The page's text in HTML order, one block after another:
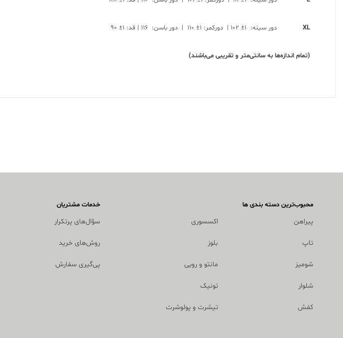
XL دور سینه: ۱± ۱۰۲ | دورکمر: ۱± ۱۱۰ | دور باسن: ۱۱۶ | قد: ۱± ۹۰
(تمام اندازه‌ها به سانتی‌متر و تقریبی می‌باشند)
محبوب‌ترین دسته بندی ها
پیراهن
تاپ
شومیز
شلوار
کفش
اکسسوری
بلوز
مانتو و رویی
تونیک
تیشرت و پولوشرت
خدمات مشتریان
سؤال‌های پرتکرار
روش‌های خرید
پی‌گیری سفارش